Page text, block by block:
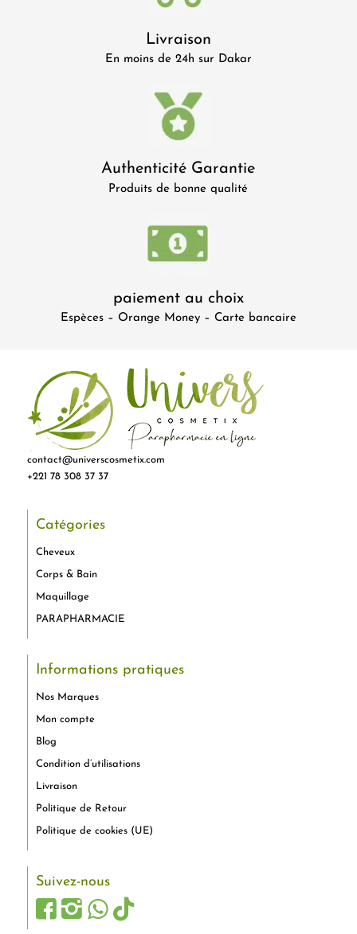
Livraison
En moins de 24h sur Dakar
Authenticité Garantie
Produits de bonne qualité
paiement au choix
Espèces – Orange Money – Carte bancaire
contact@universcosmetix.com
+221 78 308 37 37
Catégories
Cheveux
Corps & Bain
Maquillage
PARAPHARMACIE
Informations pratiques
Nos Marques
Mon compte
Blog
Condition d’utilisations
Livraison
Politique de Retour
Politique de cookies (UE)
Suivez-nous